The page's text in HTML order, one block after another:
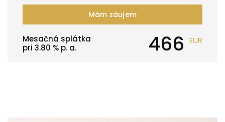
Mám záujem
Mesačná splátka
pri 3.80 % p. a. 466 EUR